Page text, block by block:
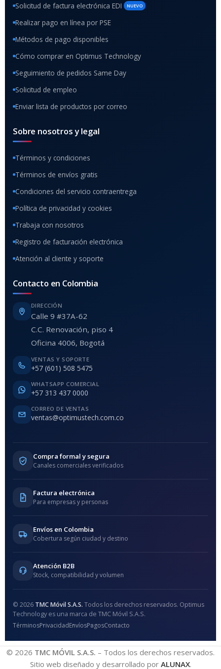
Solicitud de factura electrónica EDI NUEVO
Realizar pago en línea por PSE
Métodos de pago disponibles
Cómo comprar en Optimus Technology
Seguimiento de pedidos Same Day
Solicitud de empleo
Enviar lista de productos por correo
Sobre nosotros y legal
Términos y condiciones
Términos de envíos gratis
Condiciones del servicio contraentrega
Política de privacidad y cookies
Trabaja con nosotros
Registro de facturación electrónica
Atención al cliente y soporte
Contacto en Colombia
DIRECCIÓN
Calle 9 #37A-62
C.C. Renovación, piso 4
Oficina 4006, Bogotá
VENTAS Y SOPORTE
+57 (601) 508 5475
WHATSAPP COMERCIAL
+57 313 437 0000
CORREO DE VENTAS
ventas@optimustech.com.co
Compra formal y segura
Canales comerciales verificados
Factura electrónica
Para empresas y personas
Envíos en Colombia
Cobertura según ciudad y destino
Atención B2B
Stock, compatibilidad y volumen
© 2026 TMC Móvil S.A.S. Todos los derechos reservados. Optimus
Technology es una marca de TMC Móvil S.A.S.
TérminosPrivacidadEnvíosPagosContacto
© 2026 TMC MÓVIL S.A.S. – Todos los derechos reservados.
Sitio web diseñado y desarrollado por ALUNAX.